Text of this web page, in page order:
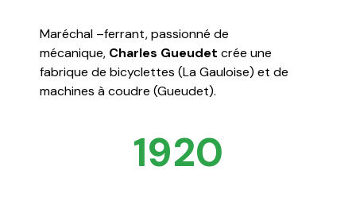
Maréchal –ferrant, passionné de
mécanique, Charles Gueudet crée une
fabrique de bicyclettes (La Gauloise) et de
machines à coudre (Gueudet).
1920